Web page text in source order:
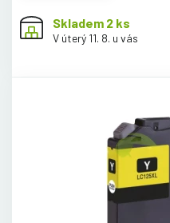
Skladem 2 ks
V úterý 11. 8. u vás